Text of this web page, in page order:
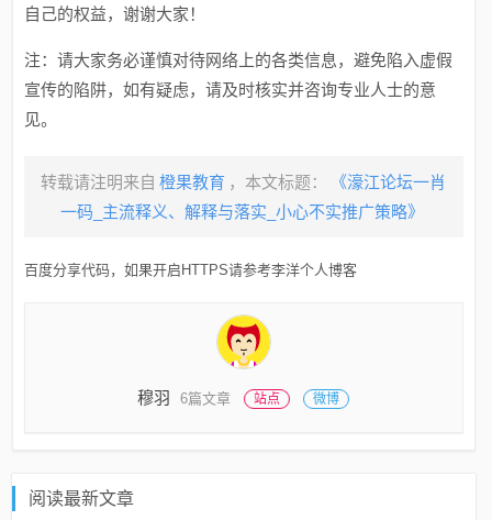
自己的权益，谢谢大家！
注：请大家务必谨慎对待网络上的各类信息，避免陷入虚假
宣传的陷阱，如有疑虑，请及时核实并咨询专业人士的意
见。
转载请注明来自 橙果教育 ，本文标题：
《濠江论坛一肖
一码_主流释义、解释与落实_小心不实推广策略》
百度分享代码，如果开启HTTPS请参考李洋个人博客
穆羽 6篇文章 站点 微博
阅读最新文章